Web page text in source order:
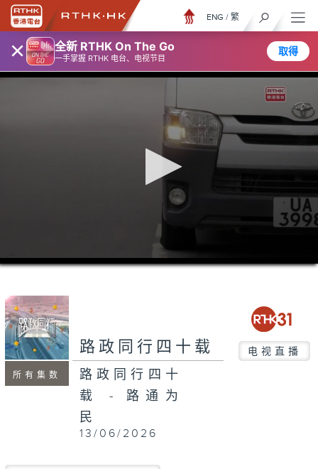
× 全新 RTHK On The Go
一手掌握 RTHK 电台、电视节目
取得
ENG / 繁
0
seconds
minutes,
7
seconds
所有集数
路政同行四十载 电视直播
路政同行四十
载 - 路通为
民
13/06/2026